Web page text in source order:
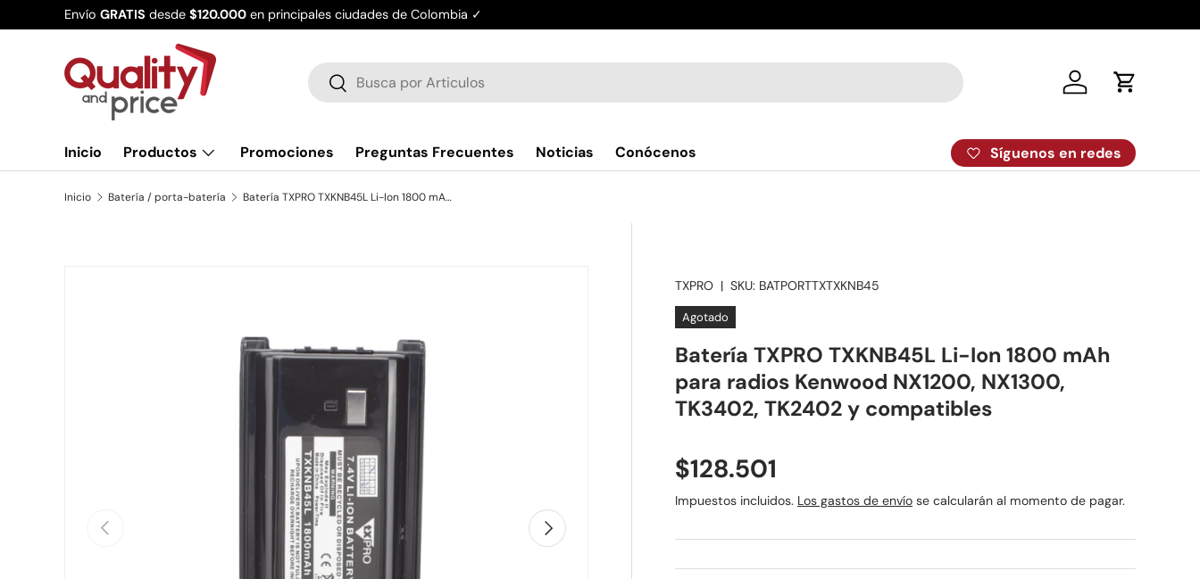
Ir al contenido
Envío GRATIS desde $120.000 en principales ciudades de Colombia ✓
Buscar
Buscar Iniciar sesión
Carrito
Inicio Productos Promociones Preguntas Frecuentes Noticias Conócenos Síguenos en redes
Inicio Batería / porta-batería Batería TXPRO TXKNB45L Li-Ion 1800 mAh para radios Kenwood NX1200, NX1300, TK3402, TK2402 y compatibles
Anterior Siguiente
TXPRO | SKU: BATPORTTXTXKNB45
Agotado
Batería TXPRO TXKNB45L Li-Ion 1800 mAh
para radios Kenwood NX1200, NX1300,
TK3402, TK2402 y compatibles
Precio normal
$128.501
Impuestos incluidos. Los gastos de envío se calcularán al momento de pagar.